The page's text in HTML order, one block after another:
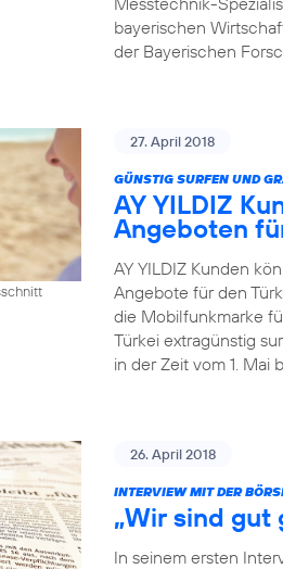
bayerischen
der Bayerischen
27. April 2018
GÜNSTIG SURFEN UND
AY YILDIZ
Angeboten
AY YILDIZ Kunden
Angebote für den
die Mobilfunkmarke
Türkei extragünstig
in der Zeit vom 1. Mai
26. April 2018
INTERVIEW MIT DER
„Wir sind gut
In seinem ersten